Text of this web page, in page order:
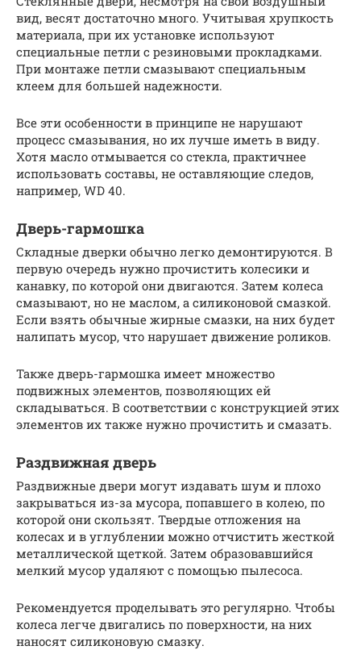
вид, весят достаточно много. Учитывая хрупкость
материала, при их установке используют
специальные петли с резиновыми прокладками.
При монтаже петли смазывают специальным
клеем для большей надежности.
Все эти особенности в принципе не нарушают
процесс смазывания, но их лучше иметь в виду.
Хотя масло отмывается со стекла, практичнее
использовать составы, не оставляющие следов,
например, WD 40.
Дверь-гармошка
Складные дверки обычно легко демонтируются. В
первую очередь нужно прочистить колесики и
канавку, по которой они двигаются. Затем колеса
смазывают, но не маслом, а силиконовой смазкой.
Если взять обычные жирные смазки, на них будет
налипать мусор, что нарушает движение роликов.
Также дверь-гармошка имеет множество
подвижных элементов, позволяющих ей
складываться. В соответствии с конструкцией этих
элементов их также нужно прочистить и смазать.
Раздвижная дверь
Раздвижные двери могут издавать шум и плохо
закрываться из-за мусора, попавшего в колею, по
которой они скользят. Твердые отложения на
колесах и в углублении можно отчистить жесткой
металлической щеткой. Затем образовавшийся
мелкий мусор удаляют с помощью пылесоса.
Рекомендуется проделывать это регулярно. Чтобы
колеса легче двигались по поверхности, на них
наносят силиконовую смазку.